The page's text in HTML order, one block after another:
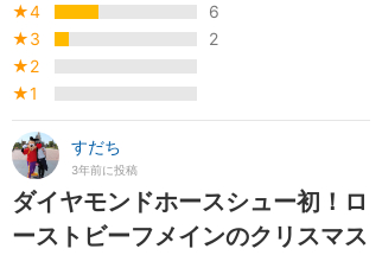
★4
6
★3
2
★2
★1
すだち
3年前に投稿
ダイヤモンドホースシュー初！ロ
ーストビーフメインのクリスマス